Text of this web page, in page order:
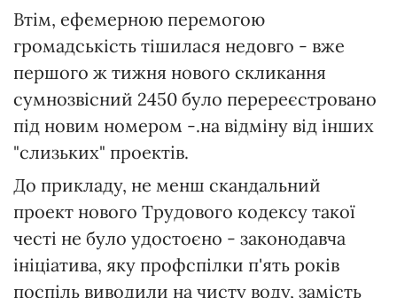
Втім, ефемерною перемогою
громадськість тішилася недовго - вже
першого ж тижня нового скликання
сумнозвісний 2450 було перереєстровано
під новим номером -.на відміну від інших
"слизьких" проектів.
До прикладу, не менш скандальний
проект нового Трудового кодексу такої
честі не було удостоєно - законодавча
ініціатива, яку профспілки п'ять років
поспіль виводили на чисту воду, замість